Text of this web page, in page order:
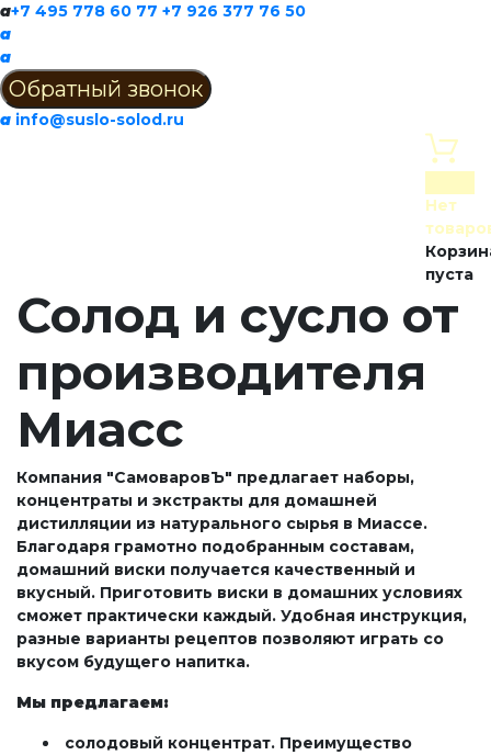
a+7 495 778 60 77 +7 926 377 76 50
a
a
a info@suslo-solod.ru
Нет
пуста
Солод и сусло от
производителя
Миасс
Компания "СамоваровЪ" предлагает наборы,
концентраты и экстракты для домашней
дистилляции из натурального сырья в Миассе.
Благодаря грамотно подобранным составам,
домашний виски получается качественный и
вкусный. Приготовить виски в домашних условиях
сможет практически каждый. Удобная инструкция,
разные варианты рецептов позволяют играть со
вкусом будущего напитка.
Мы предлагаем:
солодовый концентрат. Преимущество